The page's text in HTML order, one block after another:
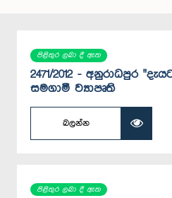
පිළිතුර ලබා දී ඇත
2471/2012 - අනුරාධපුර
සමගාමී ව්‍යාපෘති
බලන්න
පිළිතුර ලබා දී ඇත